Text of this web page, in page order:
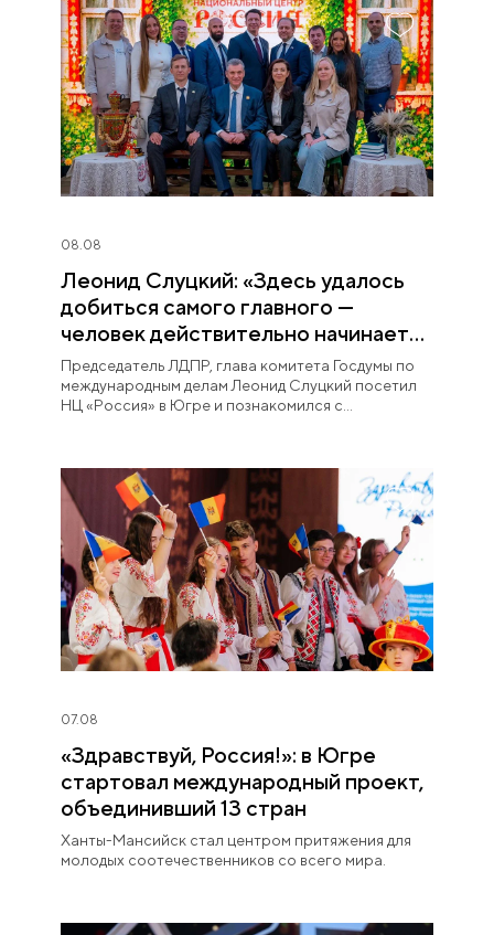
08.08
Леонид Слуцкий: «Здесь удалось
добиться самого главного —
человек действительно начинает
любить Югру»
Председатель ЛДПР, глава комитета Госдумы по
международным делам Леонид Слуцкий посетил
НЦ «Россия» в Югре и познакомился с
07.08
«Здравствуй, Россия!»: в Югре
стартовал международный проект,
объединивший 13 стран
Ханты-Мансийск стал центром притяжения для
молодых соотечественников со всего мира.